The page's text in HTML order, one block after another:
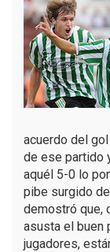
acuerdo del
de ese partido
aquél 5-0 lo
pibe surgido
demostró que,
asusta el buen
jugadores,